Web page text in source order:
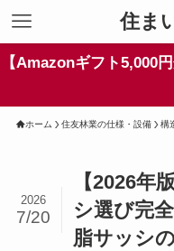
住ま
【Amazonギフト5,000
ホーム 住友林業の仕様・設備 構
【2026年
シ選び完
脂サッシ
2026
7/20